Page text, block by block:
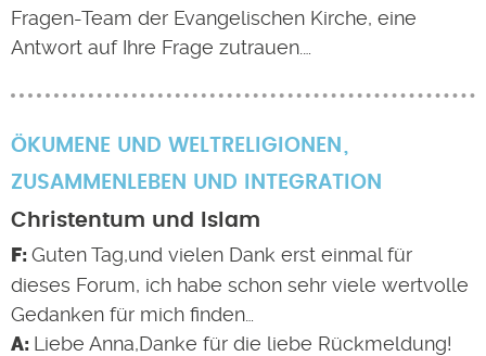
Fragen-Team der Evangelischen Kirche, eine
Antwort auf Ihre Frage zutrauen.…
ÖKUMENE UND WELTRELIGIONEN
ZUSAMMENLEBEN UND INTEGRATION
Christentum und Islam
Guten Tag,und vielen Dank erst einmal für
dieses Forum, ich habe schon sehr viele wertvolle
Gedanken für mich finden…
Liebe Anna,Danke für die liebe Rückmeldung!